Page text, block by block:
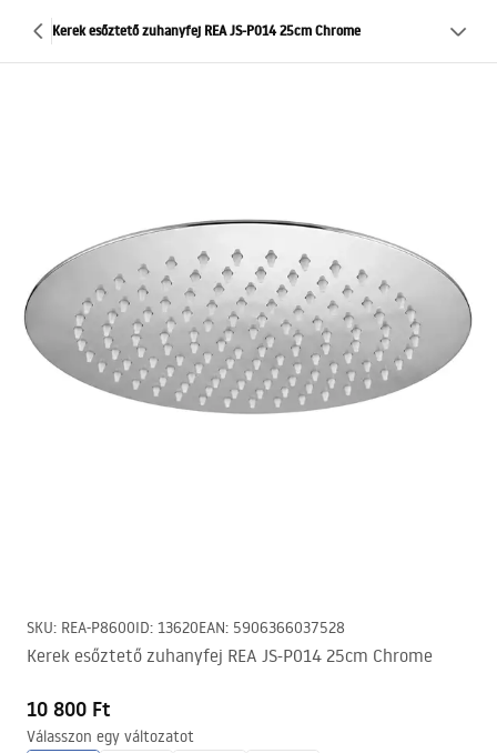
Kerek esőztető zuhanyfej REA JS-P014 25cm Chrome
SKU: REA-P8600ID: 13620EAN: 5906366037528
Kerek esőztető zuhanyfej REA JS-P014 25cm Chrome
10 800 Ft
Válasszon egy változatot